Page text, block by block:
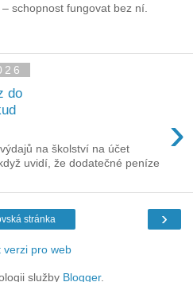
schopnost fungovat bez ní.
do
›
na školství na účet
uvidí, že dodatečné peníze
›
stránka
verzi pro web
služby Blogger.